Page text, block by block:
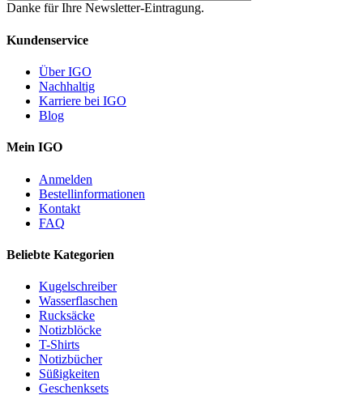
Danke für Ihre Newsletter-Eintragung.
Kundenservice
Über IGO
Nachhaltig
Karriere bei IGO
Blog
Mein IGO
Anmelden
Bestellinformationen
Kontakt
FAQ
Beliebte Kategorien
Kugelschreiber
Wasserflaschen
Rucksäcke
Notizblöcke
T-Shirts
Notizbücher
Süßigkeiten
Geschenksets